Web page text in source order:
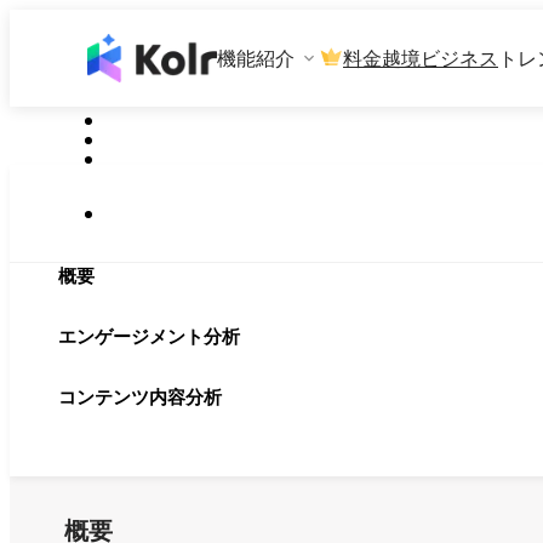
機能紹介 料金越境ビジネス ト
概要
エンゲージメント分析
コンテンツ内容分析
概要